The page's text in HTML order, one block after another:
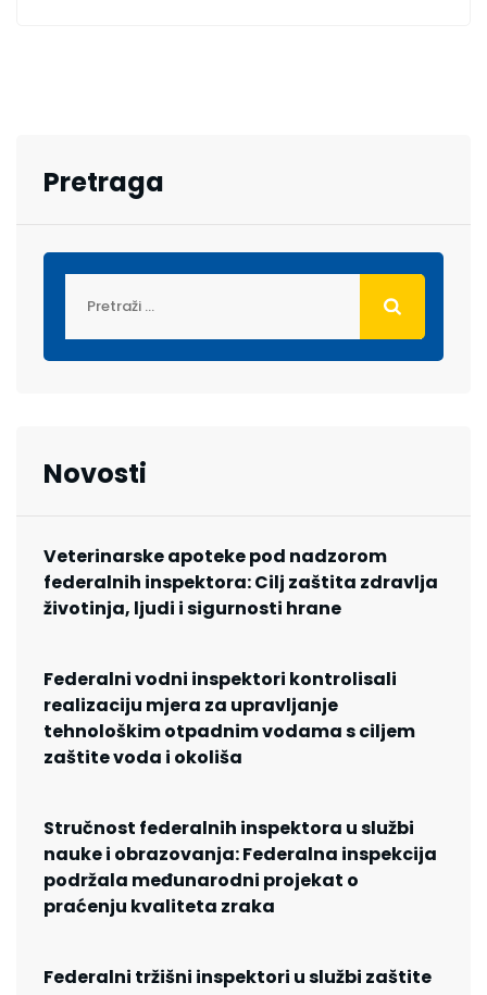
Pretraga
Novosti
Veterinarske apoteke pod nadzorom
federalnih inspektora: Cilj zaštita zdravlja
životinja, ljudi i sigurnosti hrane
Federalni vodni inspektori kontrolisali
realizaciju mjera za upravljanje
tehnološkim otpadnim vodama s ciljem
zaštite voda i okoliša
Stručnost federalnih inspektora u službi
nauke i obrazovanja: Federalna inspekcija
podržala međunarodni projekat o
praćenju kvaliteta zraka
Federalni tržišni inspektori u službi zaštite